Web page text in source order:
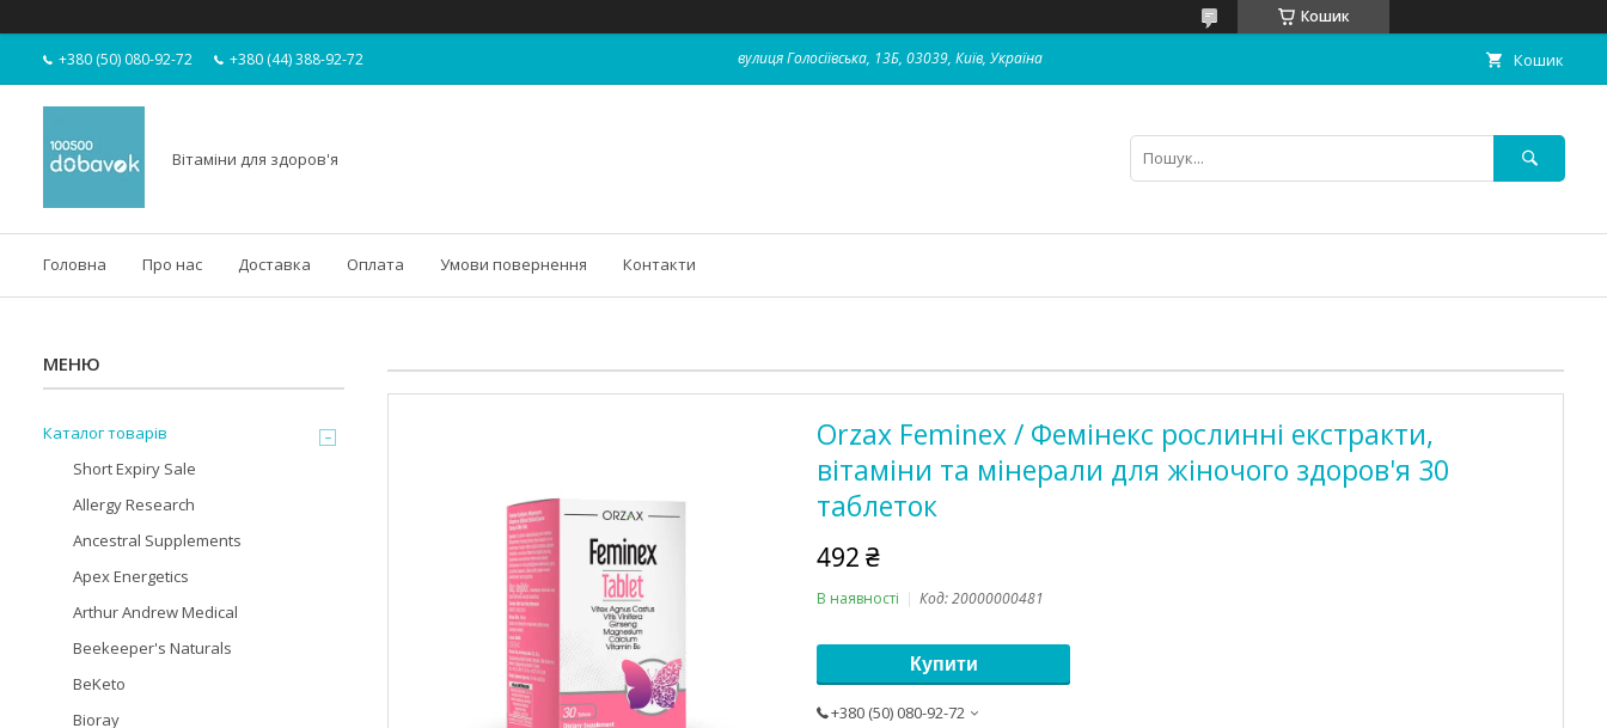
Кошик
+380 (50) 080-92-72 +380 (44) 388-92-72 вулиця Голосіївська, 13Б, 03039, Київ, Україна Кошик
Вітаміни для здоров'я
Головна Про нас Доставка Оплата Умови повернення Контакти
Orzax Feminex / Фемінекс рослинні екстракти,
вітаміни та мінерали для жіночого здоров'я 30
таблеток
492 ₴
В наявності Код:20000000481
Купити
+380 (50) 080-92-72
Каталог товарів
Short Expiry Sale
Allergy Research
Ancestral Supplements
Apex Energetics
Arthur Andrew Medical
Beekeeper's Naturals
BeKeto
Bioray